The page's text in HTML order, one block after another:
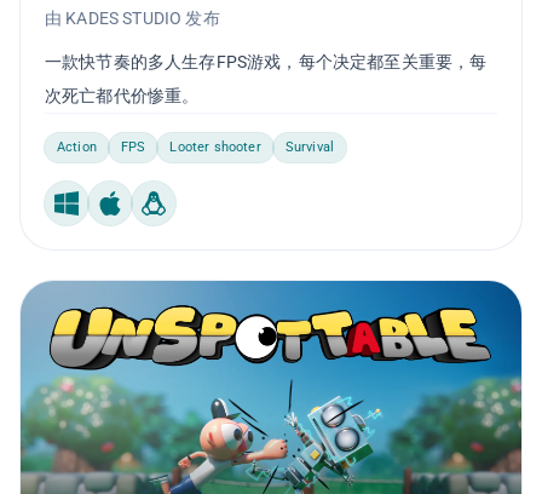
由 KADES STUDIO 发布
一款快节奏的多人生存FPS游戏，每个决定都至关重要，每
次死亡都代价惨重。
Action FPS Looter shooter Survival
Windows
Mac Linux